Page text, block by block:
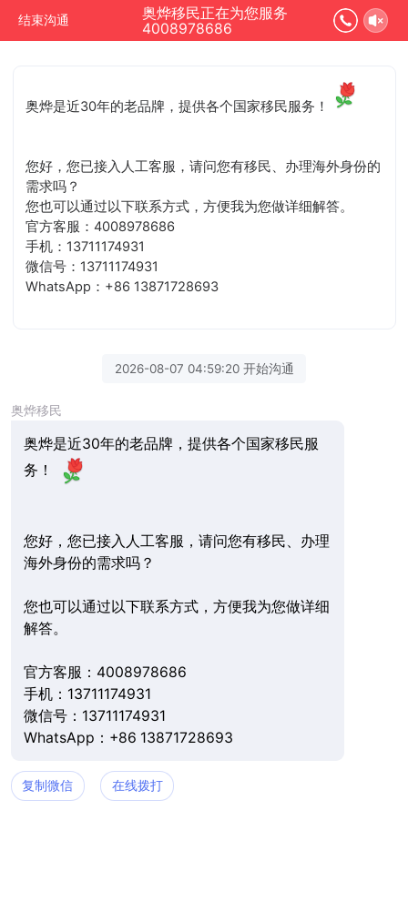
结束沟通
奥烨移民正在为您服务
4008978686
奥烨是近30年的老品牌，提供各个国家移民服务！
您好，您已接入人工客服，请问您有移民、办理海外身份的
需求吗？
您也可以通过以下联系方式，方便我为您做详细解答。
官方客服：4008978686
手机：13711174931
微信号：13711174931
WhatsApp：+86 13871728693
2026-08-07 04:59:20 开始沟通
奥烨移民
奥烨是近30年的老品牌，提供各个国家移民服
务！
您好，您已接入人工客服，请问您有移民、办理
海外身份的需求吗？
您也可以通过以下联系方式，方便我为您做详细
解答。
官方客服：4008978686
手机：13711174931
微信号：13711174931
WhatsApp：+86 13871728693
复制微信 在线拨打